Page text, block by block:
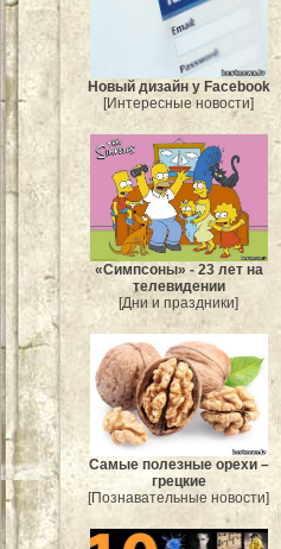
Новый дизайн у Facebook
[Интересные новости]
«Симпсоны» - 23 лет на
телевидении
[Дни и праздники]
Самые полезные орехи –
грецкие
[Познавательные новости]